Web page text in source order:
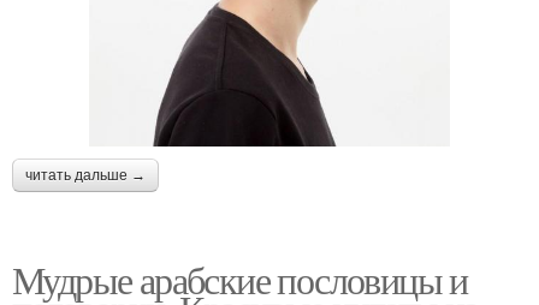
читать дальше →
Мудрые арабские пословицы и